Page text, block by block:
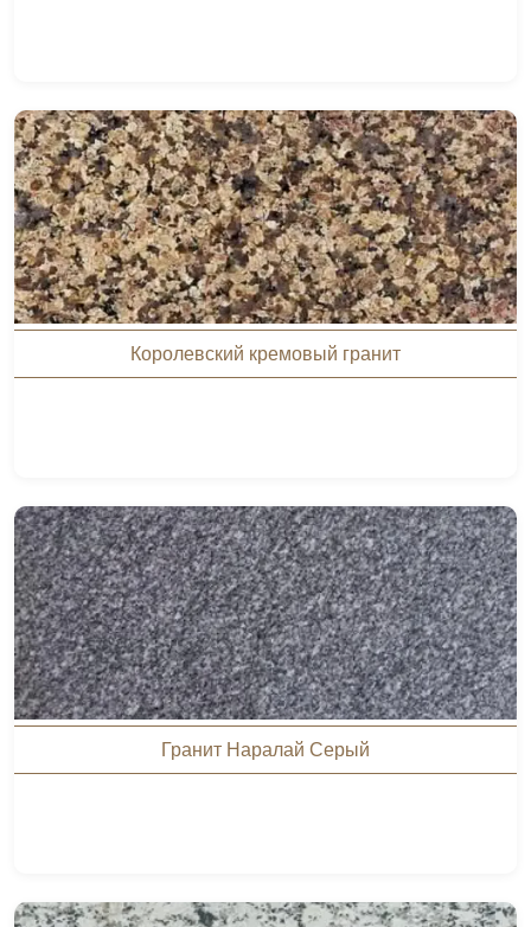
Королевский кремовый гранит
Гранит Наралай Серый